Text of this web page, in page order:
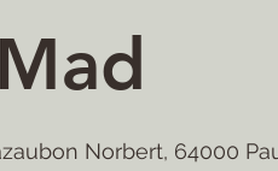
Norbert, 64000